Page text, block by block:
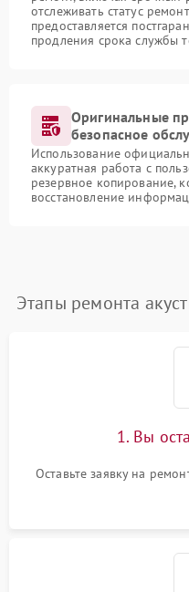
отслеживать статус
предоставляется
продления срока службы
Оригинальные
безопасное
Использование
аккуратная работа с
резервное копирование,
восстановление
Этапы ремонта
1. Вы
Оставьте заявку на